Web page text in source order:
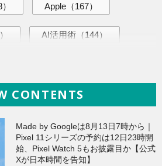
Apple （167）
AI活用術 （144）
ガジェット（134）
（131）
ー（123） Fitbit（121）
CONTENTS
Made by Googleは8月13日7時から｜
Pixel 11シリーズの予約は12日23時開
始、Pixel Watch 5もお披露目か【公式
Xが日本時間を告知】